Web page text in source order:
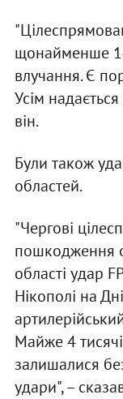
щонайменше
влучання. Є
Усім
він.
Були також
областей.
"Чергові
пошкодження
області удар
Нікополі на
Майже 4
залишалися
удари", –